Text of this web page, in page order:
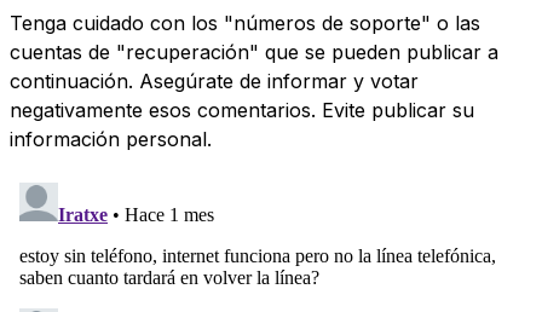
Tenga cuidado con los "números de soporte" o las
cuentas de "recuperación" que se pueden publicar a
continuación. Asegúrate de informar y votar
negativamente esos comentarios. Evite publicar su
información personal.